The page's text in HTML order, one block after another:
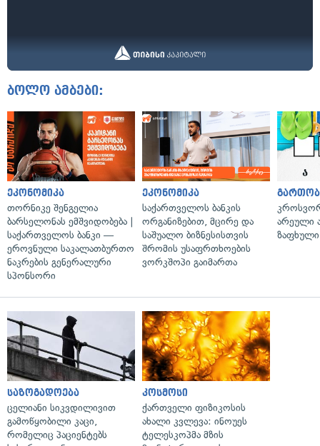
ბოლო ამბები:
ეკონომიკა
თორნიკე შენგელია
ბარსელონას ემშვიდობება |
საქართველოს ბანკი —
ეროვნული საკალათბურთო
ნაკრების გენერალური
სპონსორი
ეკონომიკა
საქართველოს ბანკის
ორგანიზებით, მცირე და
საშუალო ბიზნესისთვის
შრომის უსაფრთხოების
ვორკშოპი გაიმართა
არეული
საზოგადოება
ცელიანი სიკვდილივით
გამოწყობილი კაცი,
რომელიც პაციენტებს
კოსმოსი
ქართველი ფიზიკოსის
ახალი კვლევა: ინოუეს
ტელესკოპმა მზის